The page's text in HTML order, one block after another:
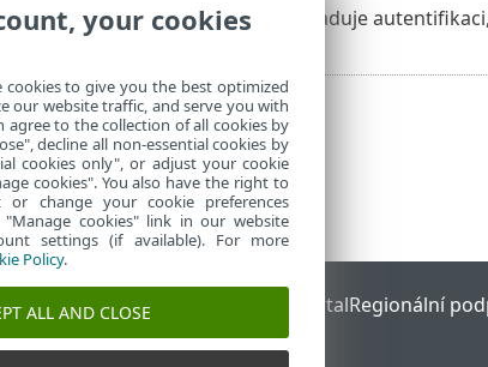
Pokud server vyžaduje
znalostíESET Forum ESET Status PortalRegionální
your cookies
cookies to give you the best optimized
our website traffic, and serve you with
agree to the collection of all cookies by
decline all non-essential cookies by
cookies only", or adjust your cookie
cookies". You also have the right to
or change your cookie preferences
cookies" link in our website
settings (if available). For more
Policy.
ALL AND CLOSE